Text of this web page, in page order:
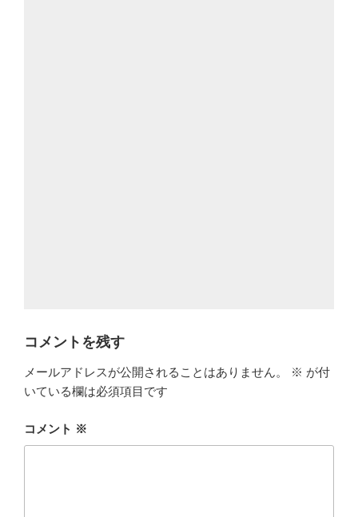
コメントを残す
メールアドレスが公開されることはありません。 ※ が付
いている欄は必須項目です
コメント ※